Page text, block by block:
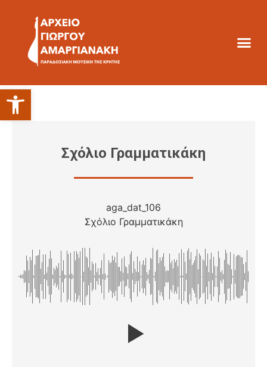
Ανοίξτε τη γραμμή εργαλείων
Σχόλιο Γραμματικάκη
aga_dat_106
Σχόλιο Γραμματικάκη